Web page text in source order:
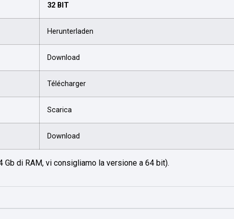
32 BIT
Herunterladen
Download
Télécharger
Scarica
Download
di RAM, vi consigliamo la versione a 64 bit).